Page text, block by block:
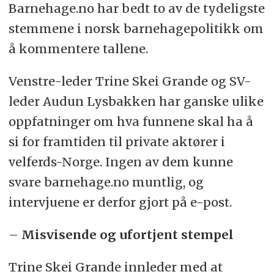
Barnehage.no har bedt to av de tydeligste
stemmene i norsk barnehagepolitikk om
å kommentere tallene.
Venstre-leder Trine Skei Grande og SV-
leder Audun Lysbakken har ganske ulike
oppfatninger om hva funnene skal ha å
si for framtiden til private aktører i
velferds-Norge. Ingen av dem kunne
svare barnehage.no muntlig, og
intervjuene er derfor gjort på e-post.
– Misvisende og ufortjent stempel
Trine Skei Grande innleder med at